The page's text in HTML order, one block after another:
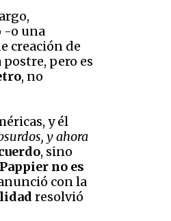
-o una
creación de
pero es
, no
y él
y ahora
, sino
no es
con la
resolvió